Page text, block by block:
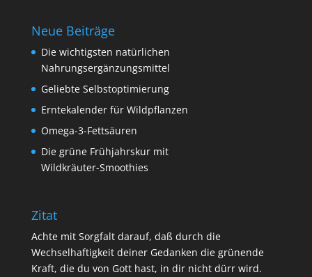
Neue Beiträge
Die wichtigsten natürlichen
Nahrungsergänzungsmittel
Geliebte Selbstoptimierung
Erntekalender für Wildpflanzen
Omega-3-Fettsäuren
Die grüne Frühjahrskur mit
Wildkräuter-Smoothies
Zitat
Achte mit Sorgfalt darauf, daß durch die
Wechselhaftigkeit deiner Gedanken die grünende
Kraft, die du von Gott hast, in dir nicht dürr wird.